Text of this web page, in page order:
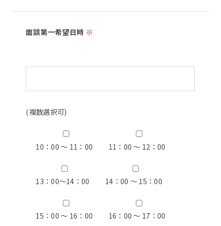
面談第一希望日時 ※
(複数選択可)
10：00 ～ 11：00 11：00 ～ 12：00
13：00〜14：00 14：00 ～ 15：00
15：00 ～ 16：00 16：00 ～ 17：00